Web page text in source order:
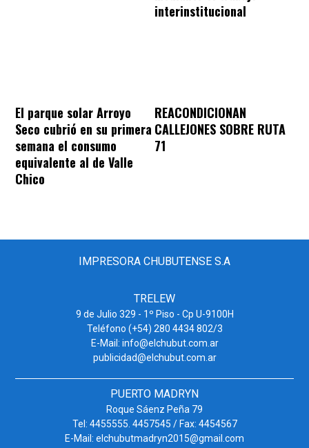
interinstitucional
El parque solar Arroyo
Seco cubrió en su primera
semana el consumo
equivalente al de Valle
Chico
REACONDICIONAN
CALLEJONES SOBRE RUTA
71
IMPRESORA CHUBUTENSE S.A
TRELEW
9 de Julio 329 - 1º Piso - Cp U-9100H
Teléfono (+54) 280 4434 802/3
E-Mail: info@elchubut.com.ar
publicidad@elchubut.com.ar
PUERTO MADRYN
Roque Sáenz Peña 79
Tel: 4455555. 4457545 / Fax: 4454567
E-Mail: elchubutmadryn2015@gmail.com